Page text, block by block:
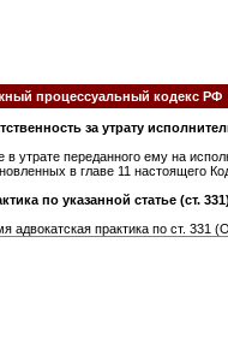
процессуальный кодекс РФ
за утрату
в утрате переданного ему на
в главе 11 настоящего
по указанной статье (ст. 331)
адвокатская практика по ст. 331